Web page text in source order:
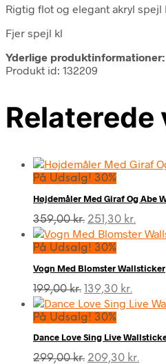
Rigtig flot og elegant akryl
Fjer spejl kl
Yderlige produktinformationer:
Produkt id: 132209
Relaterede
På Udsalg! 30%
Højdemåler Med Giraf Og Abe
359,00kr. Den
oprindelige
pris
359,00 kr..
251,30 kr.
251,30
På Udsalg! 30%
Vogn Med Blomster Wallsticker
199,00kr. Den
oprindelige
pris
199,00 kr..
139,30 kr.
139,30
På Udsalg! 30%
Dance Love Sing Live
299,00kr. Den
209,30 kr.